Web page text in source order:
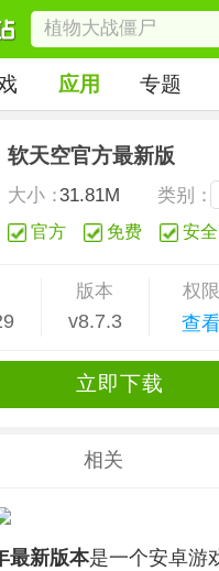
应用 专题
软天空官方最新版
大小：31.81M 类别：
官方 免费 安全
版本
v8.7.3
权限
查
立即下载
相关
最新版本是一个安卓游